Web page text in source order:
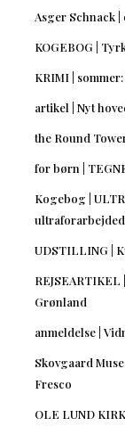
Asger Schnack
KOGEBOG |
KRIMI |
artikel | Nyt
the Round
for børn |
Kogebog |
UDSTILLING |
Grønland
anmeldelse |
Skovgaard
Fresco
OLE LUND